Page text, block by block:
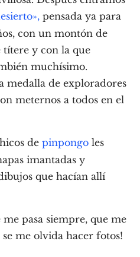
pensada ya para
con un montón de
títere y con la que
muchísimo.
medalla de exploradores
meternos a todos en el
de pinpongo les
imantadas y
que hacían allí
pasa siempre, que me
me olvida hacer fotos!